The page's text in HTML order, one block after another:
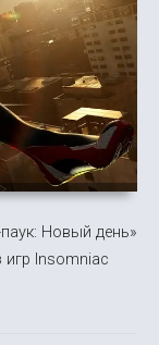
Новый день»
Insomniac